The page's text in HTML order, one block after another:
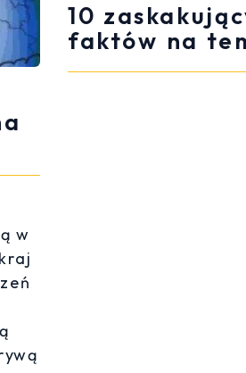
w
10
faktów na